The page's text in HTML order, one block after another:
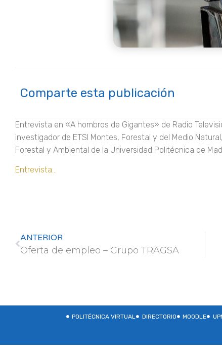
Comparte esta publicación
Entrevista en «A hombros de Gigantes» de Radio
investigador de ETSI Montes, Forestal y del Medio
Forestal y Ambiental de la Universidad Politécnica de
Entrevista…
ANTERIOR
Oferta de empleo – Grupo TRAGSA
POLITÉCNICA VIRTUAL DIRECTORIO MOODLE